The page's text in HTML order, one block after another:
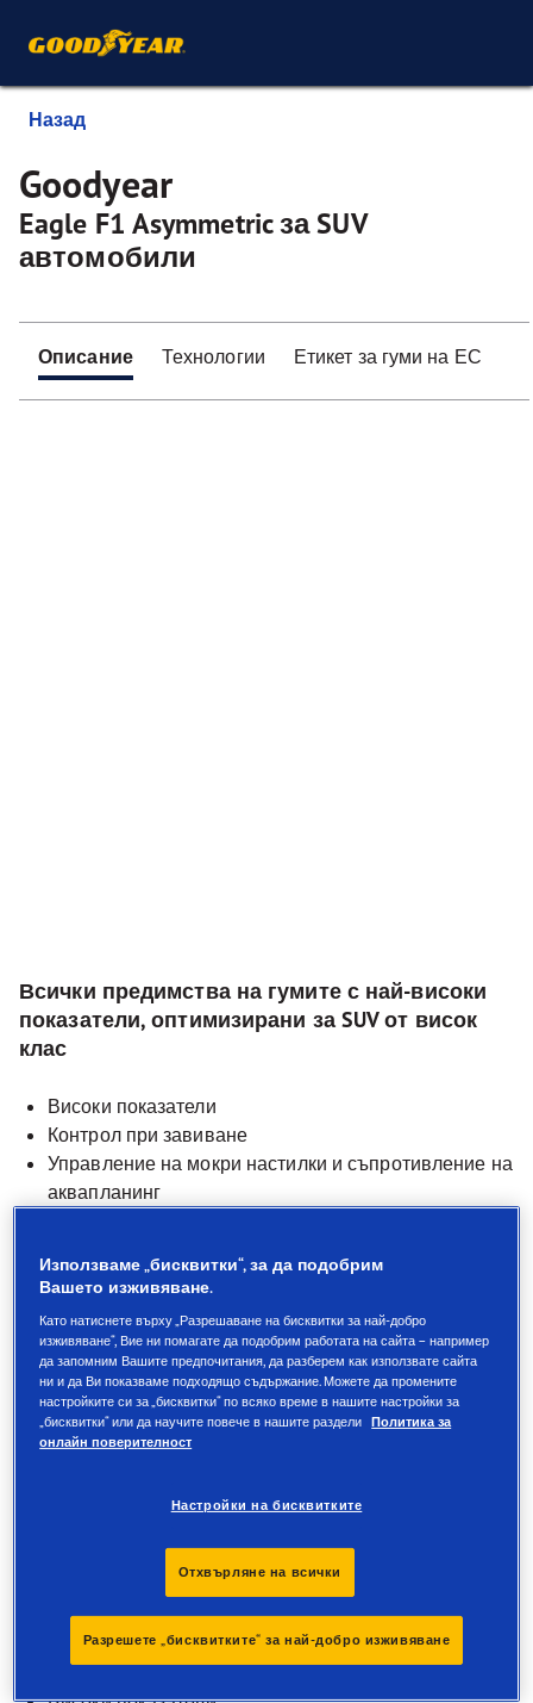
Назад
Goodyear
Eagle F1 Asymmetric за SUV
автомобили
Описание Технологии Етикет за гуми на ЕС
Всички предимства на гумите с най-високи
показатели, оптимизирани за SUV от висок
клас
Високи показатели
Контрол при завиване
Управление на мокри настилки и съпротивление на
аквапланинг
EV-Ready
Технология RIM PROTECTION
Всички предимства на гумите
с най-високи показатели,
оптимизирани за SUV от
висок клас
Използваме „бисквитки“, за да подобрим
Вашето изживяване.
Като натиснете върху „Разрешаване на бисквитки за най-добро
изживяване“, Вие ни помагате да подобрим работата на сайта – например
да запомним Вашите предпочитания, да разберем как използвате сайта
ни и да Ви показваме подходящо съдържание. Можете да промените
настройките си за „бисквитки“ по всяко време в нашите настройки за
„бисквитки“ или да научите повече в нашите раздели Политика за
онлайн поверителност
Настройки на бисквитките
Отхвърляне на всички
Разрешете „бисквитките“ за най-добро изживяване